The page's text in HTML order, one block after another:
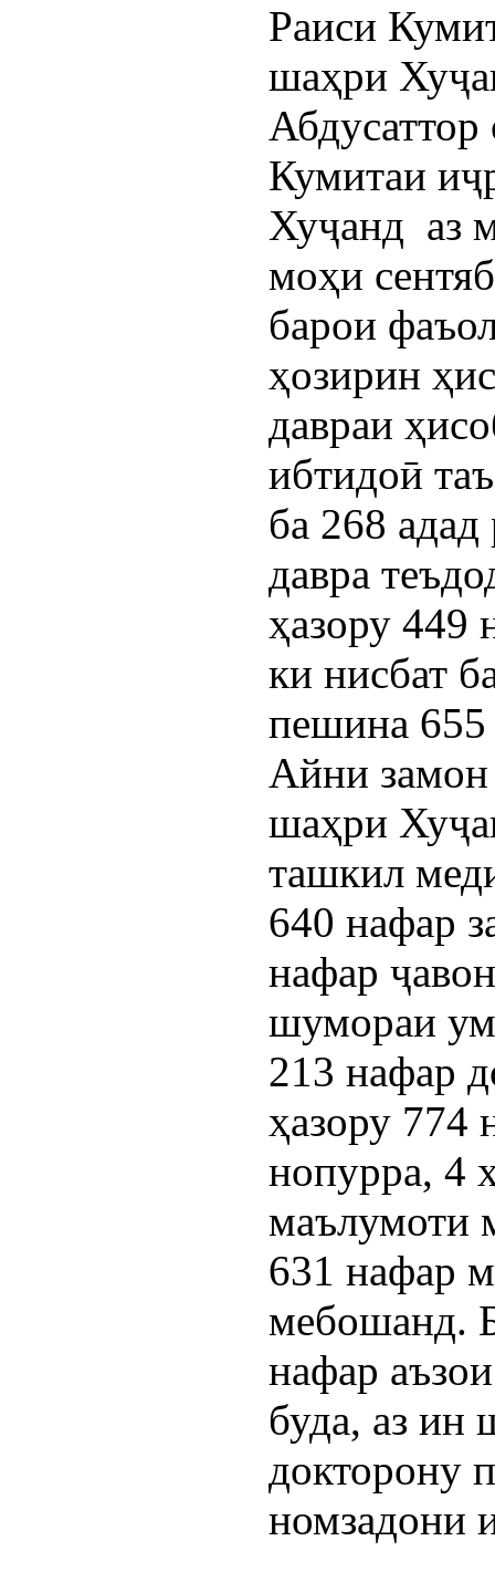
Раиси
шаҳри
Кумитаи
Хуҷанд  аз
моҳи
барои
ҳозирин
давраи
ибтидоӣ
ба 268
давра
ҳазору 449
ки нисбат
пешина
Айни
шаҳри
ташкил
640 нафар
нафар
шумораи
213 нафар
ҳазору 774
нопурра, 4
маълумоти
631 нафар
мебошанд.
нафар
буда, аз ин
докторону
номзадони